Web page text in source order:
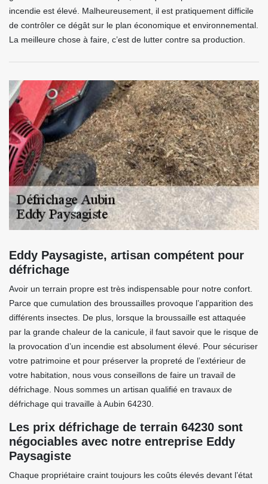
incendie est élevé. Malheureusement, il est pratiquement difficile
de contrôler ce dégât sur le plan économique et environnemental.
La meilleure chose à faire, c’est de lutter contre sa production.
Eddy Paysagiste, artisan compétent pour
défrichage
Avoir un terrain propre est très indispensable pour notre confort.
Parce que cumulation des broussailles provoque l’apparition des
différents insectes. De plus, lorsque la broussaille est attaquée
par la grande chaleur de la canicule, il faut savoir que le risque de
la provocation d’un incendie est absolument élevé. Pour sécuriser
votre patrimoine et pour préserver la propreté de l’extérieur de
votre habitation, nous vous conseillons de faire un travail de
défrichage. Nous sommes un artisan qualifié en travaux de
défrichage qui travaille à Aubin 64230.
Les prix défrichage de terrain 64230 sont
négociables avec notre entreprise Eddy
Paysagiste
Chaque propriétaire craint toujours les coûts élevés devant l’état